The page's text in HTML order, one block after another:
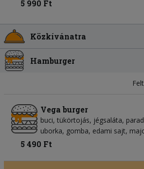
5 990 Ft
Közkívánatra
Hamburger
Vega burger
buci, tükörtojás, jégsaláta,
uborka, gomba, edami sajt,
5 490 Ft